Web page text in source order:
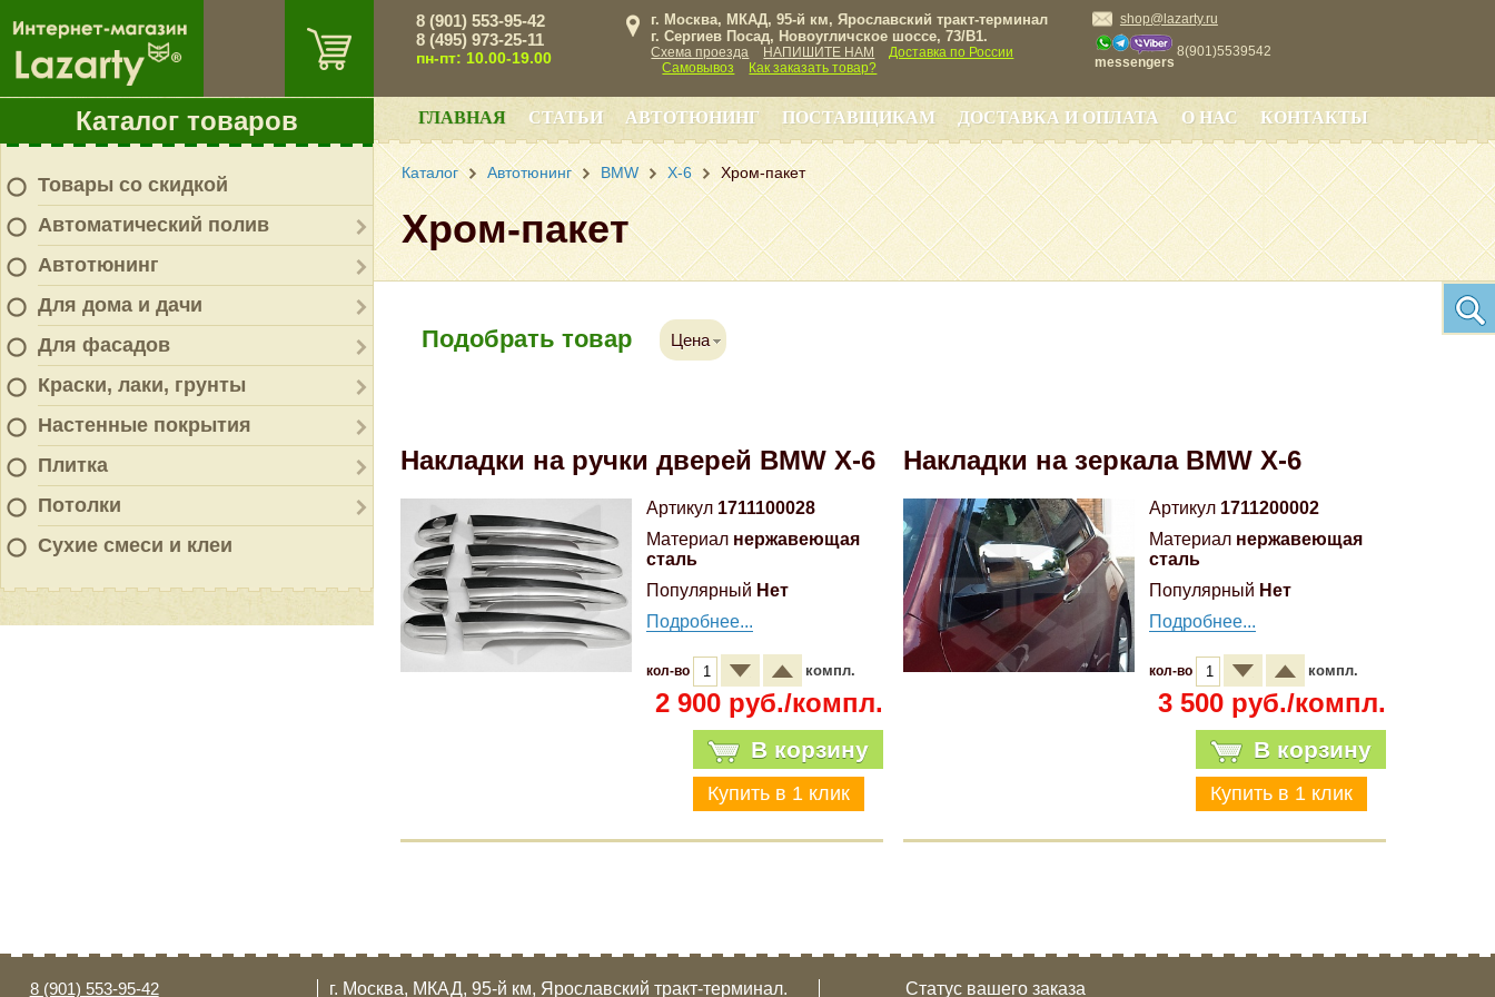
Каталог товаров
Товары со скидкой
Автоматический полив
Автотюнинг
Для дома и дачи
Для фасадов
Краски, лаки, грунты
Настенные покрытия
Плитка
Потолки
Сухие смеси и клеи
8 (901) 553-95-42
8 (495) 973-25-11
пн-пт: 10.00-19.00
г. Москва, МКАД, 95-й км, Ярославский тракт-терминал
г. Сергиев Посад, Новоугличское шоссе, 73/B1.
Схема проезда НАПИШИТЕ НАМ
Доставка по России
Самовывоз
Как заказать товар?
shop@lazarty.ru
messengers
8(901)5539542
ГЛАВНАЯ СТАТЬИ АВТОТЮНИНГ ПОСТАВЩИКАМ ДОСТАВКА И ОПЛАТА О НАС КОНТАКТЫ
Каталог Автотюнинг BMW X-6 Хром-пакет
Хром-пакет
Подобрать товар Цена
Накладки на ручки дверей BMW X-6
Артикул 1711100028
Материал нержавеющая
сталь
Популярный Нет
Подробнее...
кол-во компл.
2 900 руб./компл.
В корзину
Накладки на зеркала BMW X-6
Артикул 1711200002
Материал нержавеющая
сталь
Популярный Нет
Подробнее...
кол-во компл.
3 500 руб./компл.
В корзину
8 (901) 553-95-42 г. Москва, МКАД, 95-й км, Ярославский тракт-терминал. Статус вашего заказа